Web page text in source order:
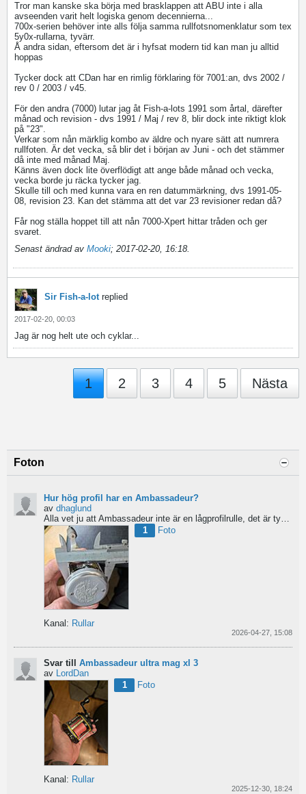
Tror man kanske ska börja med brasklappen att ABU inte i alla
avseenden varit helt logiska genom decennierna...
700x-serien behöver inte alls följa samma rullfotsnomenklatur som tex
5y0x-rullarna, tyvärr.
Å andra sidan, eftersom det är i hyfsat modern tid kan man ju alltid
hoppas
Tycker dock att CDan har en rimlig förklaring för 7001:an, dvs 2002 /
rev 0 / 2003 / v45.
För den andra (7000) lutar jag åt Fish-a-lots 1991 som årtal, därefter
månad och revision - dvs 1991 / Maj / rev 8, blir dock inte riktigt klok
på "23".
Verkar som nån märklig kombo av äldre och nyare sätt att numrera
rullfoten. Är det vecka, så blir det i början av Juni - och det stämmer
då inte med månad Maj.
Känns även dock lite överflödigt att ange både månad och vecka,
vecka borde ju räcka tycker jag.
Skulle till och med kunna vara en ren datummärkning, dvs 1991-05-
08, revision 23. Kan det stämma att det var 23 revisioner redan då?
Får nog ställa hoppet till att nån 7000-Xpert hittar tråden och ger
svaret.
Senast ändrad av Mooki; 2017-02-20, 16:18.
Sir Fish-a-lotreplied
2017-02-20, 00:03
Jag är nog helt ute och cyklar...
1 2 3 4 5 Nästa
Foton
Hur hög profil har en Ambassadeur?
av dhaglund
Alla vet ju att Ambassadeur inte är en lågprofilrulle, det är tydligt. Men hur hög profil har de egentligen?...
1
Foto
Kanal: Rullar
2026-04-27, 15:08
Svar till Ambassadeur ultra mag xl 3
av
LordDan
1
Foto
Kanal: Rullar
2025-12-30, 18:24